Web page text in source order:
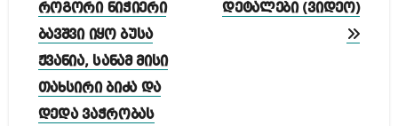
როგორი ნიჭიერი
ბავშვი იყო ბუსა
ჟვანია, სანამ მისი
თახსირი ბიძა და
დედა ვაჭრობას
დეტალები (ვიდეო)